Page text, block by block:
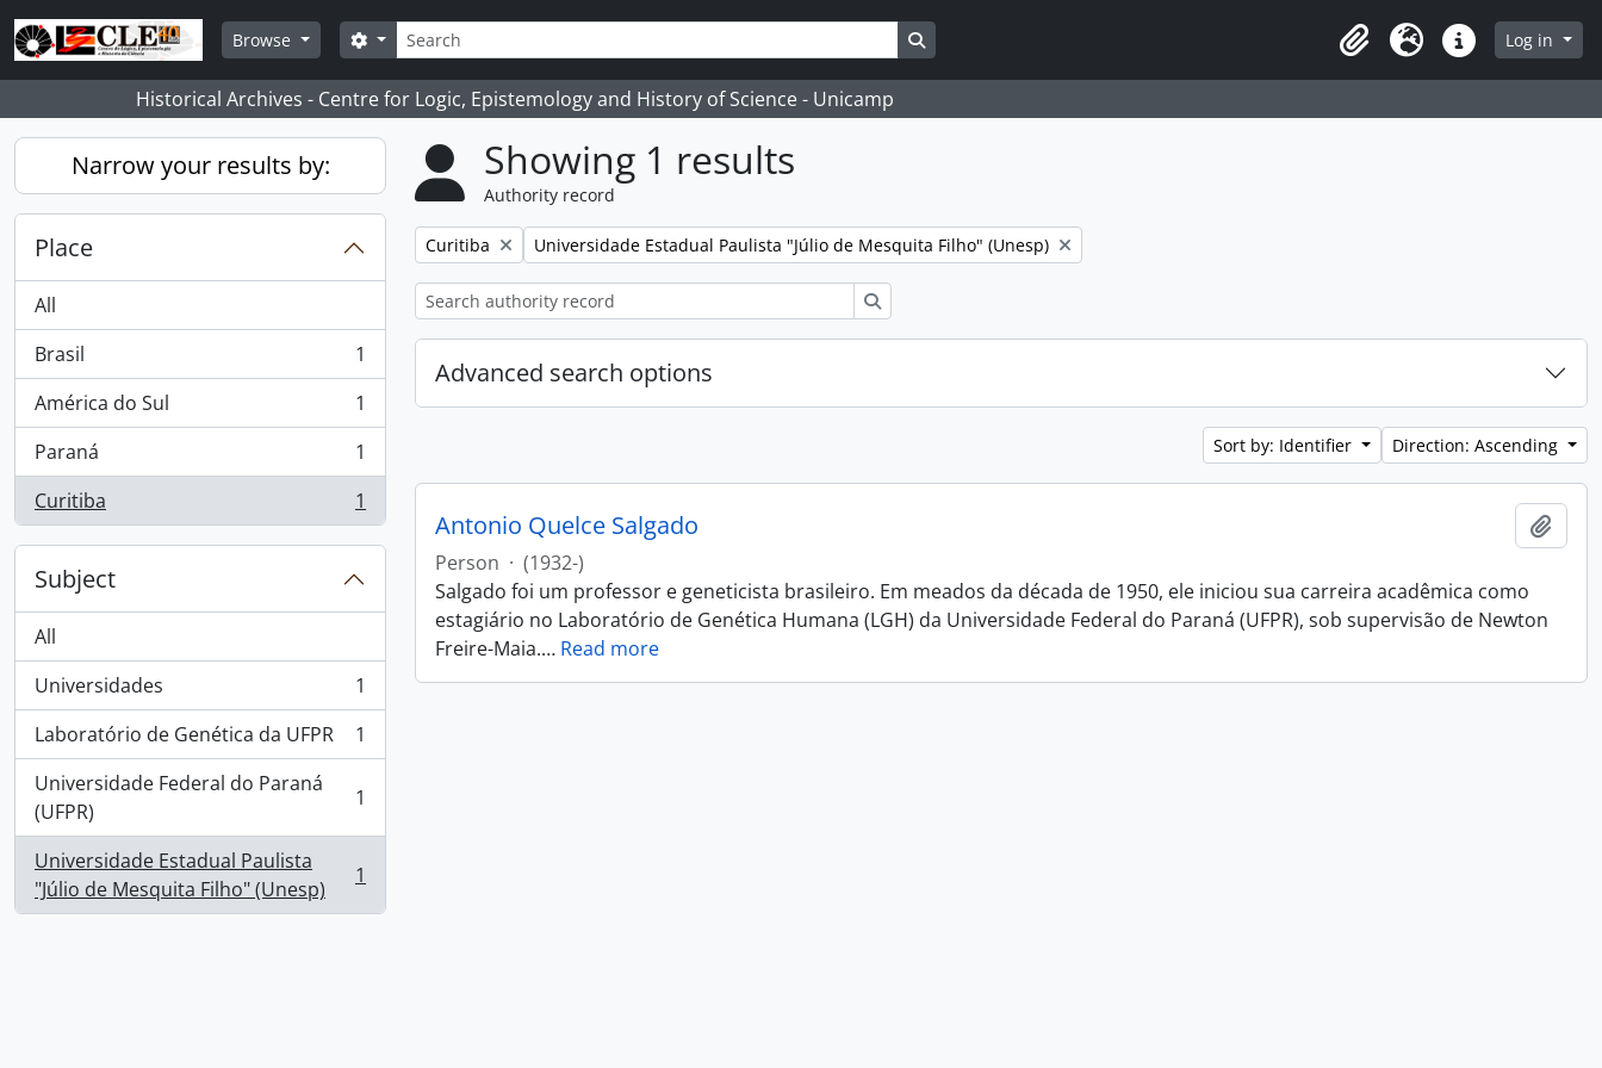
Skip to main content
Browse
Search
Search options
ClipboardLanguageQuick linksLog in
Historical Archives - Centre for Logic, Epistemology and History of Science - Unicamp
Narrow your results by:
Place
All
Brasil
, 1 results
1
América do Sul
, 1 results
1
Paraná
, 1 results
1
Curitiba
, 1 results 1
Subject
All
Universidades
, 1 results
1
Laboratório de Genética da UFPR
, 1 results
1
Universidade Federal do Paraná
(UFPR)
, 1 results 1
Universidade Estadual Paulista
"Júlio de Mesquita Filho" (Unesp)
, 1 results 1
Showing 1 results
Authority record
Remove filter:
Curitiba Remove filter:
Universidade Estadual Paulista "Júlio de Mesquita Filho" (Unesp)
Advanced search options
Sort by: Identifier Direction: Ascending
Antonio Quelce Salgado
Person · (1932-)
Salgado foi um professor e geneticista brasileiro. Em meados da década de 1950, ele iniciou sua carreira acadêmica como
estagiário no Laboratório de Genética Humana (LGH) da Universidade Federal do Paraná (UFPR), sob supervisão de Newton
Freire-Maia.… Read more